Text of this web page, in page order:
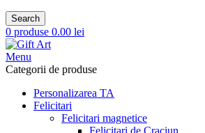
Search
0 produse 0.00 lei
Menu
Categorii de produse
Personalizarea TA
Felicitari
Felicitari magnetice
Felicitari de Craciun